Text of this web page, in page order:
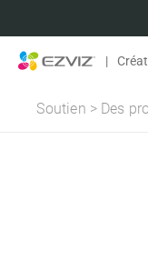
|
Soutien > Des